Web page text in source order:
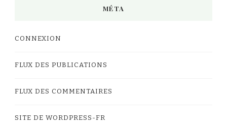
MÉTA
CONNEXION
FLUX DES PUBLICATIONS
FLUX DES COMMENTAIRES
SITE DE WORDPRESS-FR